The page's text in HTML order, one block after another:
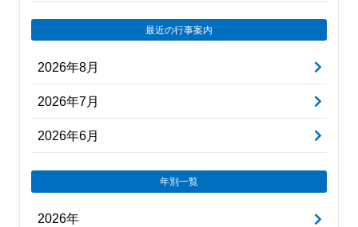
最近の行事案内
2026年8月
2026年7月
2026年6月
年別一覧
2026年